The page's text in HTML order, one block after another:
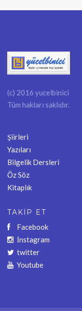
(c) 2016 yucelbinici
Tüm hakları saklıdır.
Şiirleri
Yazıları
Bilgelik Dersleri
Öz Söz
Kitaplık
TAKİP ET
Facebook
İnstagram
twitter
Youtube